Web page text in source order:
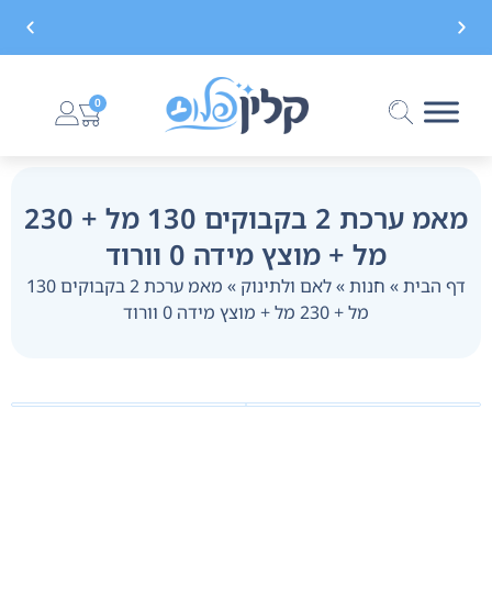
משלוח חינם בקנייה מעל 299 ₪, לא כולל בישום 0
מאמ ערכת 2 בקבוקים 130 מל + 230
מל + מוצץ מידה 0 וורוד
דף הבית» חנות»לאם ולתינוק »
מאמ ערכת 2 בקבוקים 130
מל + 230 מל + מוצץ מידה 0 וורוד